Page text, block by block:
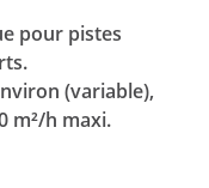
pour pistes
(variable),
m²/h maxi.